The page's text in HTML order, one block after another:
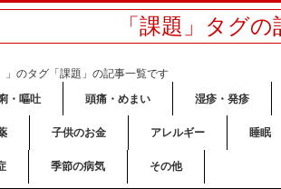
「課題」タグ
」のタグ「課題」の記事一覧です
・嘔吐 頭痛・めまい 湿疹・発疹
子供のお金 アレルギー 睡眠
季節の病気 その他